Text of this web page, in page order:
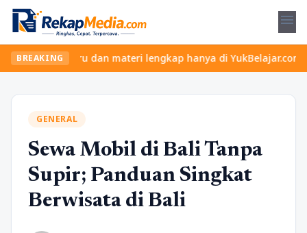
menu
BREAKING
seru dan materi lengkap hanya di YukBelajar.com.
GENERAL
Sewa Mobil di Bali Tanpa
Supir; Panduan Singkat
Berwisata di Bali